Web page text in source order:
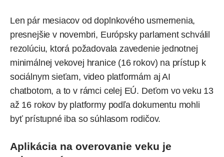
Len pár mesiacov od doplnkového usmernenia,
presnejšie v novembri, Európsky parlament schválil
rezolúciu, ktorá požadovala zavedenie jednotnej
minimálnej vekovej hranice (16 rokov) na prístup k
sociálnym sieťam, video platformám ajAI
chatbotom, a to v rámci celej EÚ. Deťom vo veku 13
až 16 rokov by platformy podľa dokumentu mohli
byť prístupné iba so súhlasom rodičov.
Aplikácia na overovanie veku je